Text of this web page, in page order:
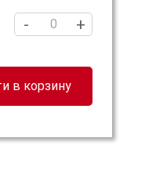
- +
в корзину